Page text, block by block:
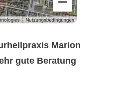
Marion
gute Beratung